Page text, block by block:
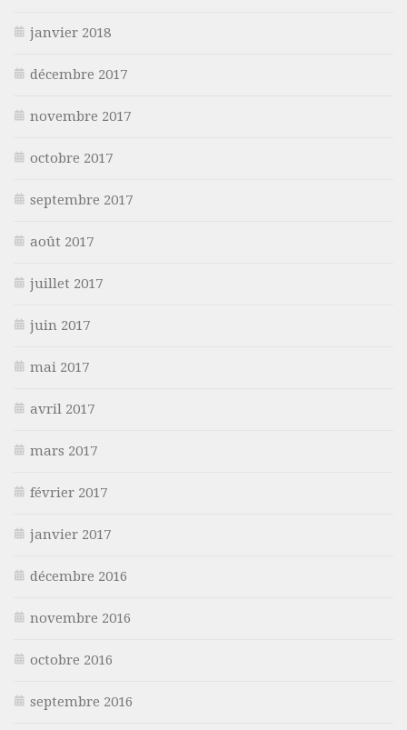
janvier 2018
décembre 2017
novembre 2017
octobre 2017
septembre 2017
août 2017
juillet 2017
juin 2017
mai 2017
avril 2017
mars 2017
février 2017
janvier 2017
décembre 2016
novembre 2016
octobre 2016
septembre 2016